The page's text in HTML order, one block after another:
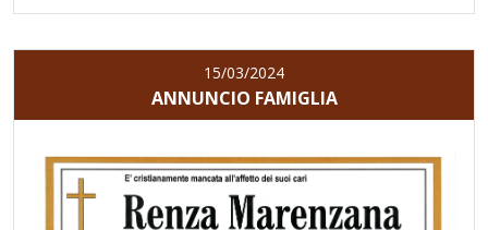
15/03/2024
ANNUNCIO FAMIGLIA